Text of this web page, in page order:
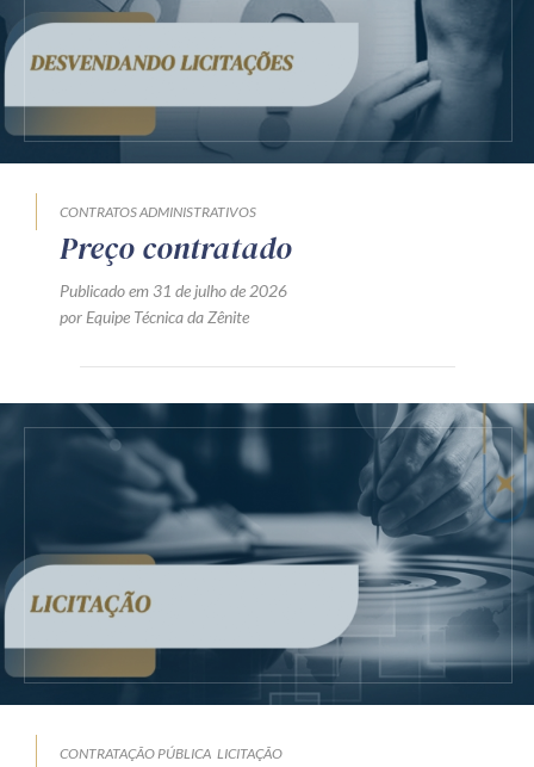
CONTRATOS ADMINISTRATIVOS
Preço contratado
Publicado em 31 de julho de 2026
por Equipe Técnica da Zênite
CONTRATAÇÃO PÚBLICA LICITAÇÃO